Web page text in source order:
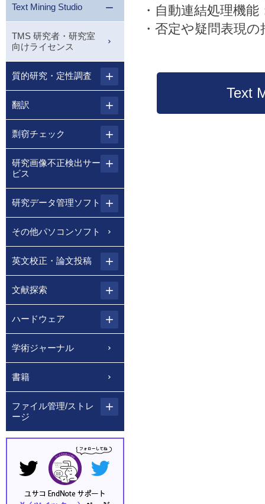
・自動連結処理機
・否定や疑問表現の
Text
Text Mining Studio
TMS 研究者・研究室
向けライセンス
質的研究・定性調査
翻訳
剽窃チェック
研究画像不正検出サー
ビス
研究データ管理ソフト
その他パソコンソフト
英文校正・論文投稿
文献探索
ハードウェア
学術ジャーナル
書籍
ファイル管理/ストレ
ージ